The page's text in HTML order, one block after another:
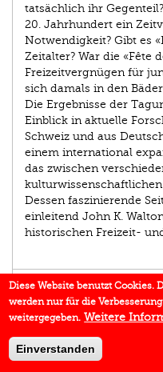
tatsächlich ihr
20. Jahrhundert ein
Notwendigkeit? Gibt es
Zeitalter? War die «Fête
Freizeitvergnügen für
sich damals in den
Die Ergebnisse der
Einblick in aktuelle
Schweiz und aus
einem international
das zwischen
Dessen faszinierende
einleitend John K.
historischen Freizeit-
AUTOR/IN
EINBLICK
BUCHREIHE
Diese Website benutzt
werden nur für die
weitergegeben. Weitere
Einverstanden